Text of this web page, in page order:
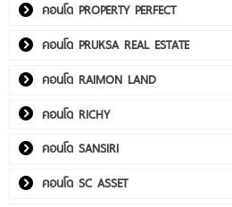
คอนโด PROPERTY PERFECT
คอนโด PRUKSA REAL ESTATE
คอนโด RAIMON LAND
คอนโด RICHY
คอนโด SANSIRI
คอนโด SC ASSET